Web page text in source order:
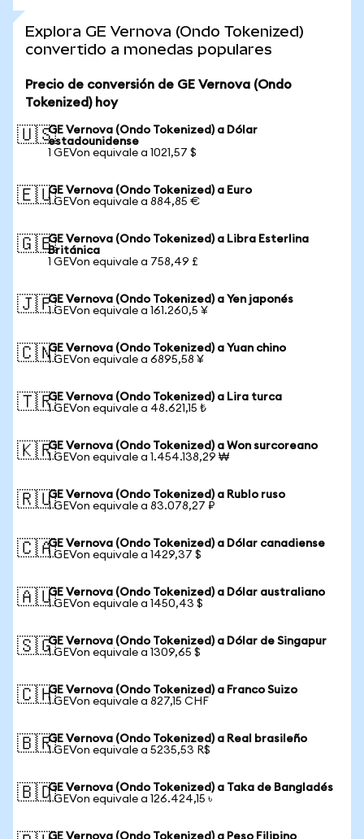
Explora GE Vernova (Ondo Tokenized)
convertido a monedas populares
Precio de conversión de GE Vernova (Ondo
Tokenized) hoy
🇺🇸GE Vernova (Ondo Tokenized) a Dólar
estadounidense
1 GEVon equivale a 1021,57 $
🇪🇺GE Vernova (Ondo Tokenized) a Euro
1 GEVon equivale a 884,85 €
🇬🇧GE Vernova (Ondo Tokenized) a Libra Esterlina
Británica
1 GEVon equivale a 758,49 £
🇯🇵GE Vernova (Ondo Tokenized) a Yen japonés
1 GEVon equivale a 161.260,5 ¥
🇨🇳GE Vernova (Ondo Tokenized) a Yuan chino
1 GEVon equivale a 6895,58 ¥
🇹🇷GE Vernova (Ondo Tokenized) a Lira turca
1 GEVon equivale a 48.621,15 ₺
🇰🇷GE Vernova (Ondo Tokenized) a Won surcoreano
1 GEVon equivale a 1.454.138,29 ₩
🇷🇺GE Vernova (Ondo Tokenized) a Rublo ruso
1 GEVon equivale a 83.078,27 ₽
🇨🇦GE Vernova (Ondo Tokenized) a Dólar canadiense
1 GEVon equivale a 1429,37 $
🇦🇺GE Vernova (Ondo Tokenized) a Dólar australiano
1 GEVon equivale a 1450,43 $
🇸🇬GE Vernova (Ondo Tokenized) a Dólar de Singapur
1 GEVon equivale a 1309,65 $
🇨🇭GE Vernova (Ondo Tokenized) a Franco Suizo
1 GEVon equivale a 827,15 CHF
🇧🇷GE Vernova (Ondo Tokenized) a Real brasileño
1 GEVon equivale a 5235,53 R$
🇧🇩GE Vernova (Ondo Tokenized) a Taka de Bangladés
1 GEVon equivale a 126.424,15 ৳
GE Vernova (Ondo Tokenized) a Peso Filipino